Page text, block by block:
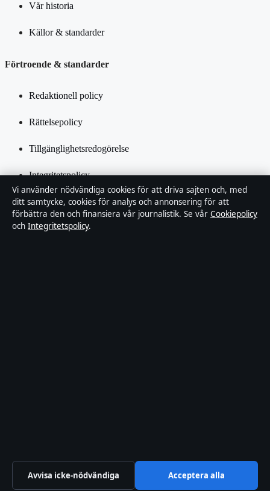
Vår historia
Källor & standarder
Förtroende & standarder
Redaktionell policy
Rättelsepolicy
Tillgänglighetsredogörelse
Integritetspolicy
Kändisar & integritet
Om Inrikestidningen i korthet
Vi använder nödvändiga cookies för att driva sajten och, med
ditt samtycke, cookies för analys och annonsering för att
förbättra den och finansiera vår journalistik. Se vår Cookiepolicy
och Integritetspolicy.
Avvisa icke-nödvändiga Acceptera alla